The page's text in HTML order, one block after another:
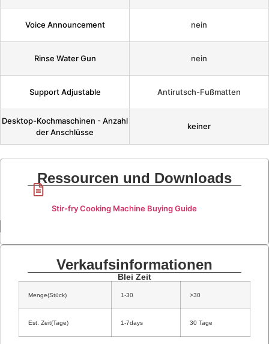
Voice Announcement nein
Rinse Water Gun nein
Support Adjustable Antirutsch-Fußmatten
Desktop-Kochmaschinen - Anzahl
der Anschlüsse
keiner
Ressourcen und Downloads
Stir-fry Cooking Machine Buying Guide
Verkaufsinformationen
Blei Zeit
Menge(Stück) 1-30 >30
Est. Zeit(Tage) 1-7days 30 Tage